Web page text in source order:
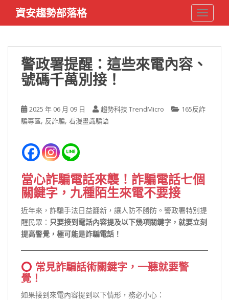
i
資安趨勢部落格
警政署提醒：這些來電內容、
號碼千萬別接！
2025 年 06 月 09 日 趨勢科技 TrendMicro
165反詐
騙專區, 反詐騙, 看漫畫識騙語
當心詐騙電話來襲！詐騙電話七個
關鍵字，九種陌生來電不要接
近年來，詐騙手法日益翻新，讓人防不勝防。警政署特別提
醒民眾： 只要接到電話內容提及以下幾項關鍵字，就要立刻
提高警覺，極可能是詐騙電話！
常見詐騙話術關鍵字，一聽就要警
覺！
如果接到來電內容提到以下情形，務必小心：